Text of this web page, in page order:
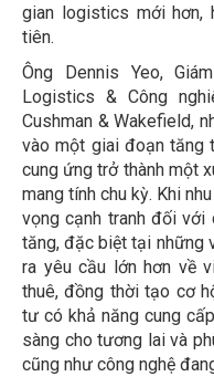
gian logistics mới hơn,
tiên.
Ông Dennis Yeo,
Logistics & Công
Cushman & Wakefield,
vào một giai đoạn tăng
cung ứng trở thành một
mang tính chu kỳ. Khi
vọng cạnh tranh đối
tăng, đặc biệt tại những
ra yêu cầu lớn hơn về
thuê, đồng thời tạo cơ
tư có khả năng cung
sàng cho tương lai và
cũng như công nghệ